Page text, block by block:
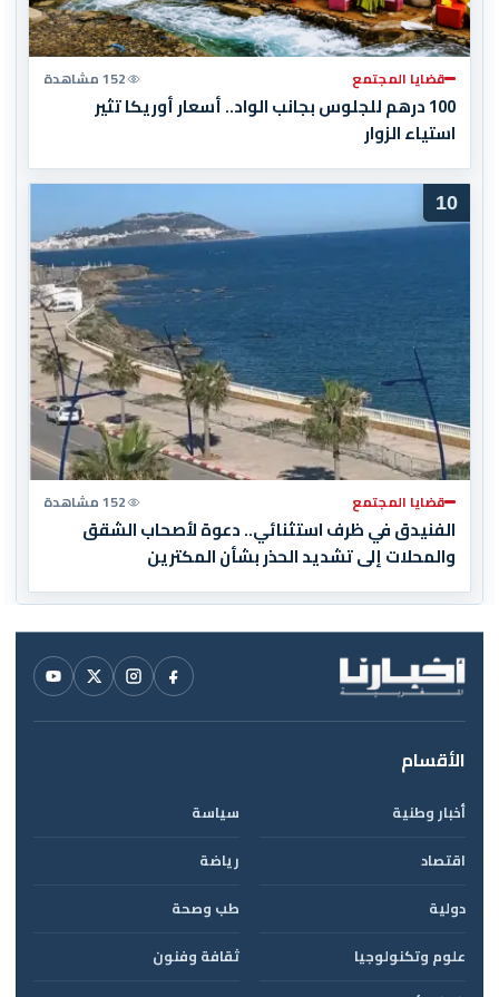
قضايا المجتمع 152 مشاهدة
100 درهم للجلوس بجانب الواد.. أسعار أوريكا تثير
استياء الزوار
10
قضايا المجتمع 152 مشاهدة
الفنيدق في ظرف استثنائي.. دعوة لأصحاب الشقق
والمحلات إلى تشديد الحذر بشأن المكترين
الأقسام
أخبار وطنية
سياسة
اقتصاد
رياضة
دولية
طب وصحة
علوم وتكنولوجيا
ثقافة وفنون